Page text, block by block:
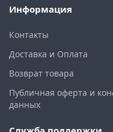
Информация
Контакты
Доставка и Оплата
Возврат товара
Публичная оферта и
данных